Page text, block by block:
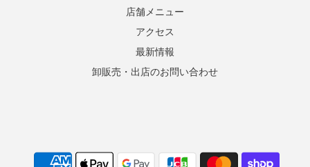
店舗メニュー
アクセス
最新情報
卸販売・出店のお問い合わせ